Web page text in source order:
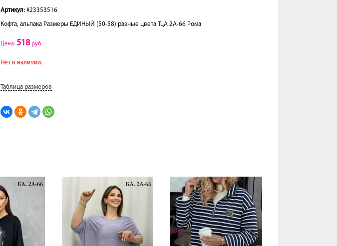
Артикул: #23353516
Кофта, альпака Размеры ЕДИНЫЙ (50-58) разные цвета ТцА 2A-66 Рома
Цена: 518руб
Нет в наличии.
Таблица размеров